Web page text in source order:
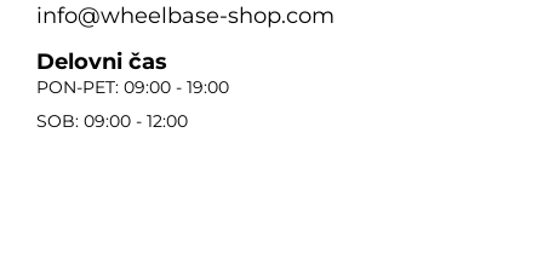
info@wheelbase-shop.com
Delovni čas
PON-PET: 09:00 - 19:00
SOB: 09:00 - 12:00